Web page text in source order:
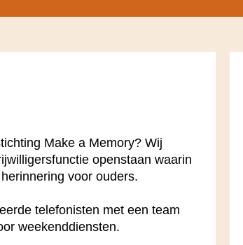
Make a Memory? Wij
openstaan waarin
voor ouders.
telefonisten met een team
weekenddiensten.